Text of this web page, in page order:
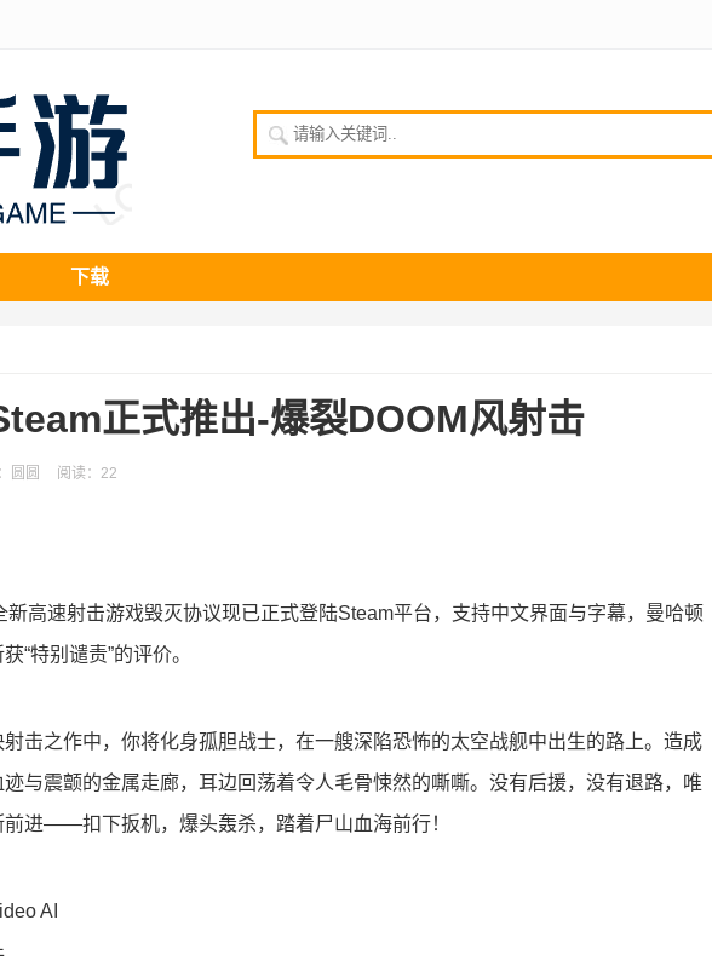
请输入关键词
下载
正式推出-爆裂DOOM风射击
圆圆 阅读： 22
高速射击游戏毁灭协议现已正式登陆Steam平台，支持中文界面与字幕，曼哈顿
“特别谴责”的评价。
击之作中，你将化身孤胆战士，在一艘深陷恐怖的太空战舰中出生的路上。造成
与震颤的金属走廊，耳边回荡着令人毛骨悚然的嘶嘶。没有后援，没有退路，唯
进——扣下扳机，爆头轰杀，踏着尸山血海前行！
AI